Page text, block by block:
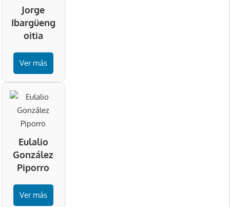
Jorge
Ibargüeng
oitia
Ver más
Eulalio
González
Piporro
Ver más